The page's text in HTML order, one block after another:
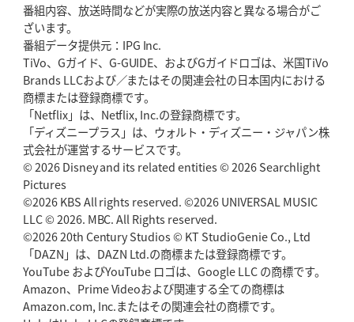
番組内容、放送時間などが実際の放送内容と異なる場合がご
ざいます。
番組データ提供元：IPG Inc.
TiVo、Gガイド、G-GUIDE、およびGガイドロゴは、米国TiVo
Brands LLCおよび／またはその関連会社の日本国内における
商標または登録商標です。
「Netflix」は、Netflix, Inc.の登録商標です。
「ディズニープラス」は、ウォルト・ディズニー・ジャパン株
式会社が運営するサービスです。
© 2026 Disney and its related entities © 2026 Searchlight
Pictures
©2026 KBS All rights reserved. ©2026 UNIVERSAL MUSIC
LLC © 2026. MBC. All Rights reserved.
©2026 20th Century Studios © KT StudioGenie Co., Ltd
「DAZN」は、DAZN Ltd.の商標または登録商標です。
YouTube およびYouTube ロゴは、Google LLC の商標です。
Amazon、Prime Videoおよび関連する全ての商標は
Amazon.com, Inc.またはその関連会社の商標です。